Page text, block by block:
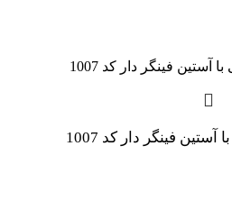
فینگر دار کد 1007